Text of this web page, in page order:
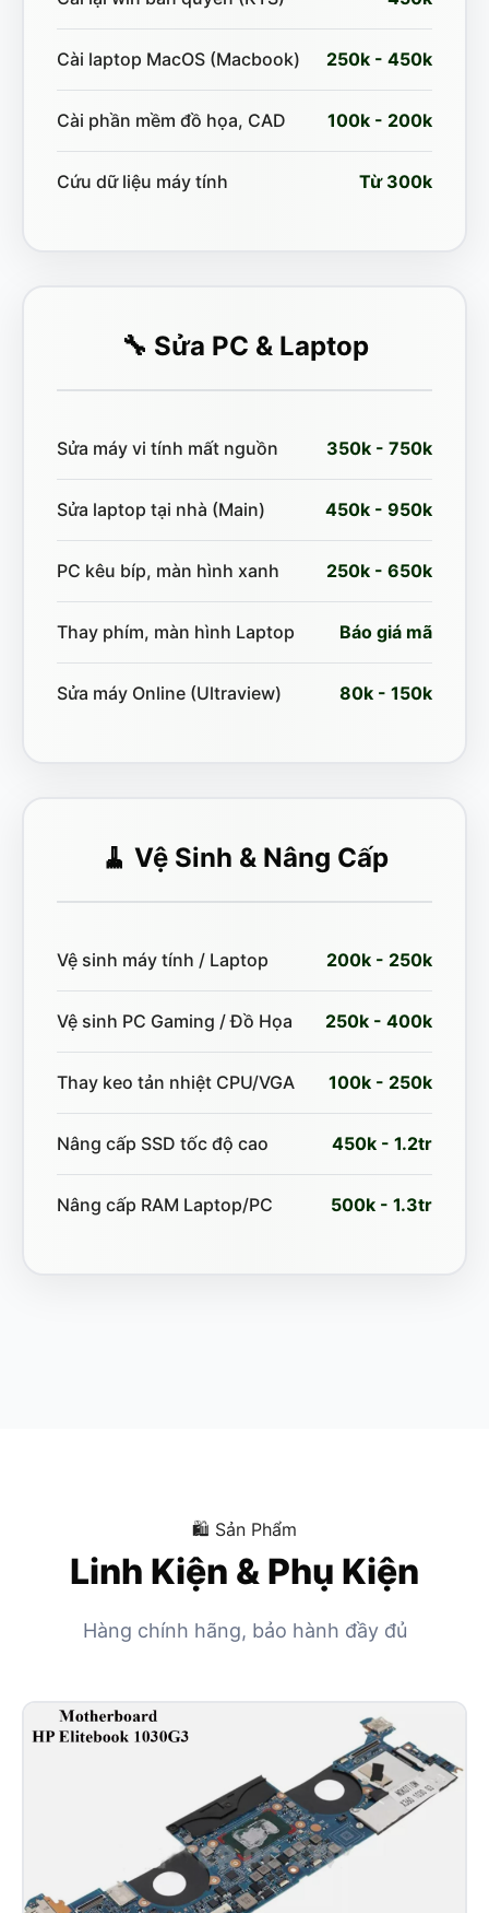
Cài laptop MacOS (Macbook) 250k - 450k
Cài phần mềm đồ họa, CAD 100k - 200k
Cứu dữ liệu máy tính Từ 300k
🔧 Sửa PC & Laptop
Sửa máy vi tính mất nguồn 350k - 750k
Sửa laptop tại nhà (Main) 450k - 950k
PC kêu bíp, màn hình xanh 250k - 650k
Thay phím, màn hình Laptop Báo giá mã
Sửa máy Online (Ultraview) 80k - 150k
🧹 Vệ Sinh & Nâng Cấp
Vệ sinh máy tính / Laptop 200k - 250k
Vệ sinh PC Gaming / Đồ Họa 250k - 400k
Thay keo tản nhiệt CPU/VGA 100k - 250k
Nâng cấp SSD tốc độ cao 450k - 1.2tr
Nâng cấp RAM Laptop/PC 500k - 1.3tr
🛍 Sản Phẩm
Linh Kiện & Phụ Kiện
Hàng chính hãng, bảo hành đầy đủ